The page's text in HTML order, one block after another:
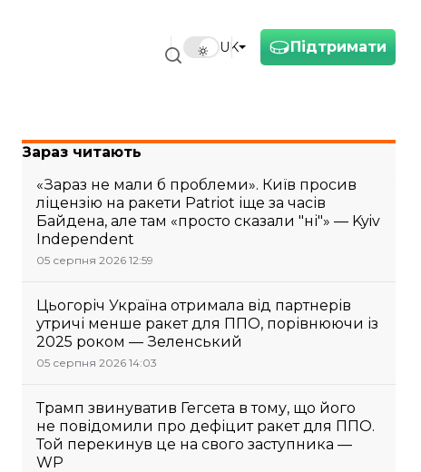
Підтримати
UK
Зараз читають
«Зараз не мали б проблеми». Київ просив
ліцензію на ракети Patriot іще за часів
Байдена, але там «просто сказали "ні"» — Kyiv
Independent
05 серпня 2026 12:59
Цьогоріч Україна отримала від партнерів
утричі менше ракет для ППО, порівнюючи із
2025 роком — Зеленський
05 серпня 2026 14:03
Трамп звинуватив Гегсета в тому, що його
не повідомили про дефіцит ракет для ППО.
Той перекинув це на свого заступника —
WP